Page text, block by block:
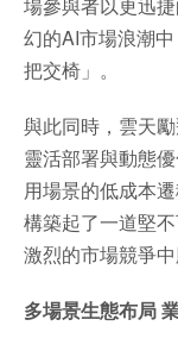
幻的AI市場浪潮
把交椅」。
與此同時，雲天
靈活部署與動態
用場景的低成本
構築起了一道堅
激烈的市場競爭中
多場景生態布局